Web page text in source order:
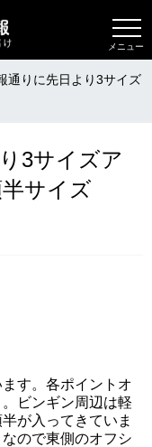
メニュー
通りに先日より3サイズ
3サイズア
サイズ
す。各ポイントオ
ビンギン周辺は軽
が入ってきていま
ので東側のオフシ